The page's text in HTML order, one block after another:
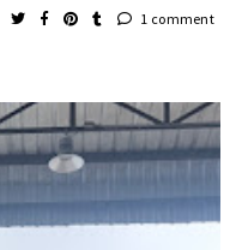
1 comment